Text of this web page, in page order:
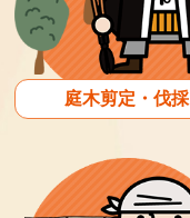
庭木剪定・伐採